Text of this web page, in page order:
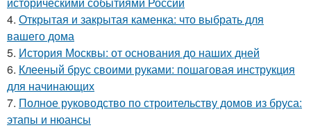
4. Открытая и закрытая каменка: что выбрать для
вашего дома
5. История Москвы: от основания до наших дней
6. Клееный брус своими руками: пошаговая инструкция
для начинающих
7. Полное руководство по строительству домов из бруса:
этапы и нюансы